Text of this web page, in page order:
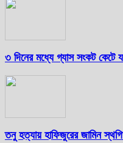
৩ দিনের মধ্যে গ্যাস সংকট কেটে
তনু হত্যায় হাফিজুরের জামিন